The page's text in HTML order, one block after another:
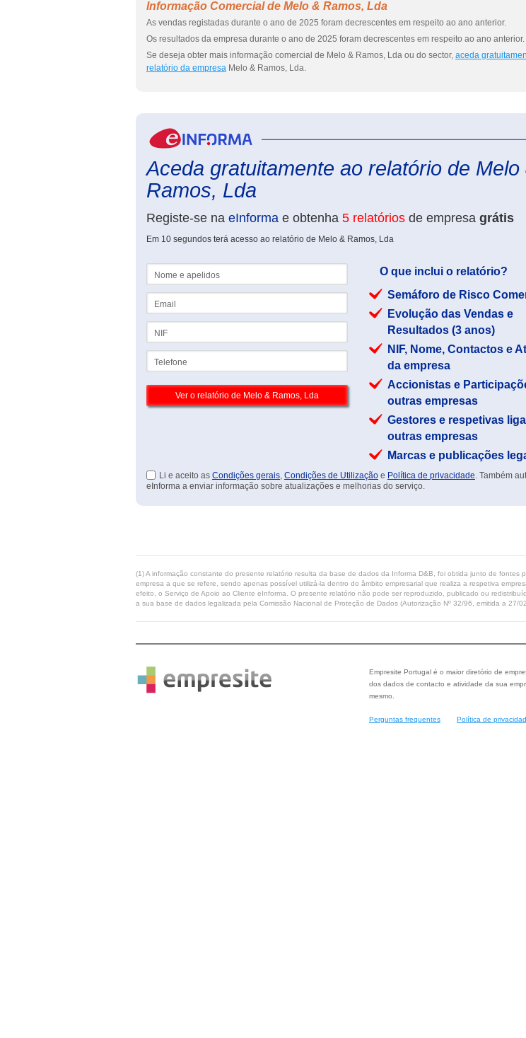
Informação Comercial de Melo & Ramos, Lda
As vendas registadas durante o ano de 2025 foram decrescentes em respeito ao ano anterior.
Os resultados da empresa durante o ano de 2025 foram decrescentes em respeito ao ano anterior.
Se deseja obter mais informação comercial de Melo & Ramos, Lda ou do sector, aceda
relatório da empresa Melo & Ramos, Lda.
Aceda gratuitamente ao relatório de Melo
Ramos, Lda
Registe-se na eInforma e obtenha 5 relatórios de empresa grátis
Em 10 segundos terá acesso ao relatório de Melo & Ramos, Lda
O que inclui o relatório?
Semáforo de Risco
Evolução das Vendas e
Resultados (3 anos)
NIF, Nome, Contactos e
da empresa
Accionistas e
outras empresas
Gestores e respetivas
outras empresas
Marcas e publicações
Li e aceito as Condições gerais, Condições de Utilização e Política de privacidade. Também
eInforma a enviar informação sobre atualizações e melhorias do serviço.
(1) A informação constante do presente relatório resulta da base de dados da Informa D&B, foi obtida junto de
empresa a que se refere, sendo apenas possível utilizá-la dentro do âmbito empresarial que realiza a respetiva
efeito, o Serviço de Apoio ao Cliente eInforma. O presente relatório não pode ser reproduzido, publicado ou
a sua base de dados legalizada pela Comissão Nacional de Proteção de Dados (Autorização Nº 32/96, emitida a 27/
Empresite Portugal é o maior diretório de
dos dados de contacto e atividade da sua
mesmo.
Perguntas frequentes Política de